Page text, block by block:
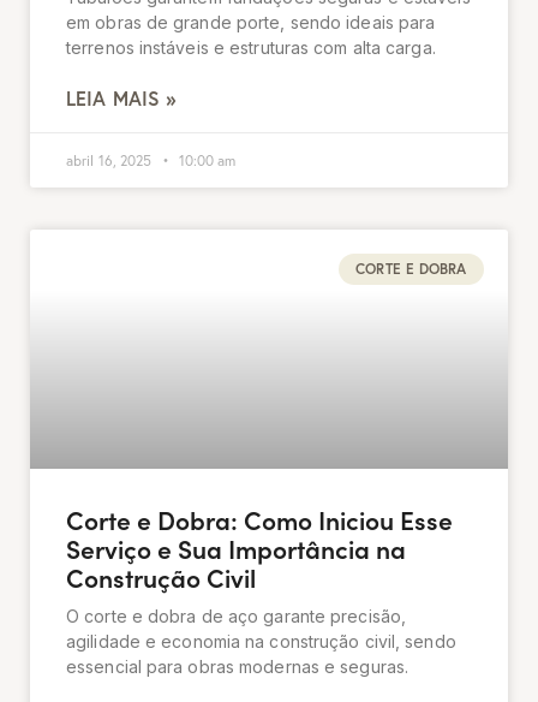
em obras de grande porte, sendo ideais para
terrenos instáveis e estruturas com alta carga.
LEIA MAIS »
abril 16, 2025 10:00 am
CORTE E DOBRA
Corte e Dobra: Como Iniciou Esse
Serviço e Sua Importância na
Construção Civil
O corte e dobra de aço garante precisão,
agilidade e economia na construção civil, sendo
essencial para obras modernas e seguras.